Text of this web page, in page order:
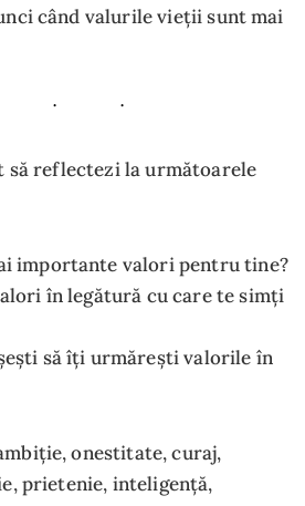
când valurile vieții sunt mai
să reflectezi la următoarele
importante valori pentru tine?
în legătură cu care te simți
să îți urmărești valorile în
onestitate, curaj,
prietenie, inteligență,